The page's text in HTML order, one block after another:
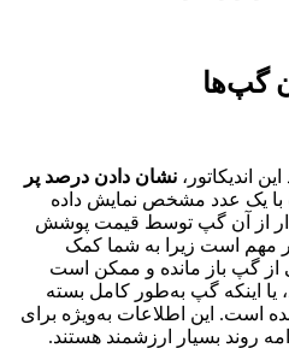
گپ‌ها
اندیکاتور، نشان دادن درصد پر
با یک عدد مشخص نمایش داده
از آن گپ توسط قیمت پوشش
مهم است زیرا به شما کمک
از گپ باز مانده و ممکن است
یا اینکه گپ به‌طور کامل بسته
است. این اطلاعات به‌ویژه برای
روند بسیار ارزشمند هستند.